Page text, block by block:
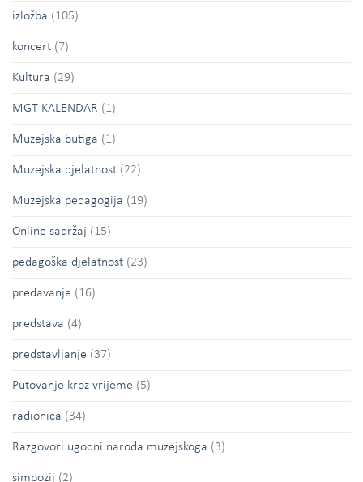
izložba (105)
koncert (7)
Kultura (29)
MGT KALENDAR (1)
Muzejska butiga (1)
Muzejska djelatnost (22)
Muzejska pedagogija (19)
Online sadržaj (15)
pedagoška djelatnost (23)
predavanje (16)
predstava (4)
predstavljanje (37)
Putovanje kroz vrijeme (5)
radionica (34)
Razgovori ugodni naroda muzejskoga (3)
simpozij (2)